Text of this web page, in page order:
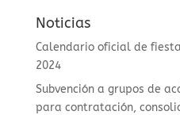
Noticias
Calendario oficial de
2024
Subvención a grupos de
para contratación,